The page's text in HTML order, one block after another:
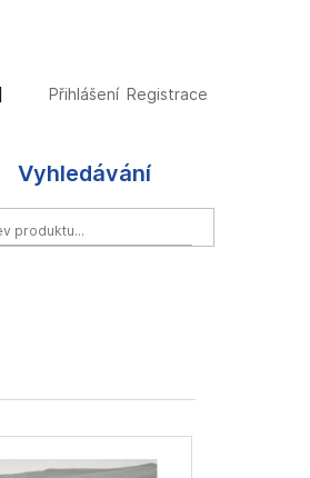
Přihlášení
Přihlášení Registrace
Vyhledávání